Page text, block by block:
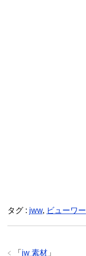
タグ : jww, ビューワー
「 jw 素材 」